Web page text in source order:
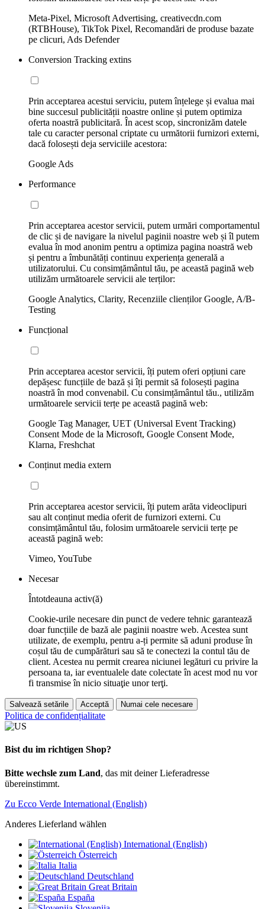
Meta-Pixel, Microsoft Advertising, creativecdn.com
(RTBHouse), TikTok Pixel, Recomandări de produse bazate
pe clicuri, Ads Defender
Conversion Tracking extins
Prin acceptarea acestui serviciu, putem înțelege și evalua mai
bine succesul publicității noastre online și putem optimiza
oferta noastră publicitară. În acest scop, sincronizăm datele
tale cu caracter personal criptate cu următorii furnizori externi,
dacă folosești deja serviciile acestora:
Google Ads
Performance
Prin acceptarea acestor servicii, putem urmări comportamentul
de clic și de navigare la nivelul paginii noastre web și îl putem
evalua în mod anonim pentru a optimiza pagina noastră web
și pentru a îmbunătăți continuu experiența generală a
utilizatorului. Cu consimțământul tău, pe această pagină web
utilizăm următoarele servicii ale terților:
Google Analytics, Clarity, Recenziile clienților Google, A/B-
Testing
Funcțional
Prin acceptarea acestor servicii, îți putem oferi opțiuni care
depășesc funcțiile de bază și îți permit să folosești pagina
noastră în mod convenabil. Cu consimțământul tău., utilizăm
următoarele servicii terțe pe această pagină web:
Google Tag Manager, UET (Universal Event Tracking)
Consent Mode de la Microsoft, Google Consent Mode,
Klarna, Freshchat
Conținut media extern
Prin acceptarea acestor servicii, îți putem arăta videoclipuri
sau alt conținut media oferit de furnizori externi. Cu
consimțământul tău, folosim următoarele servicii terțe pe
această pagină web:
Vimeo, YouTube
Necesar
Întotdeauna activ(ă)
Cookie-urile necesare din punct de vedere tehnic garantează
doar funcțiile de bază ale paginii noastre web. Acestea sunt
utilizate, de exemplu, pentru a-ți permite să aduni produse în
coșul tău de cumpărături sau să te conectezi la contul tău de
client. Acestea nu permit crearea niciunei legături cu privire la
persoana ta, iar eventualele date colectate în acest mod nu vor
fi transmise în nicio situaţie unor terţi.
Salvează setările Acceptă Numai cele necesare
Politica de confidențialitate
Bist du im richtigen Shop?
Bitte wechsle zum Land, das mit deiner Lieferadresse
übereinstimmt.
Zu Ecco Verde International (English)
Anderes Lieferland wählen
International (English)
Österreich
Italia
Deutschland
Great Britain
España